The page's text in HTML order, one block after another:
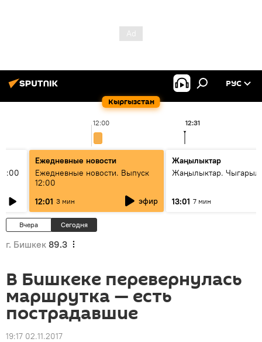
Кыргызстан
РУС
12:00 12:31
Ежедневные новости
Ежедневные новости. Выпуск
12:00
12:01 3 мин эфир
Жаңылыктар
Жаңылыктар.
13:01 7 мин
Вчера Сегодня
г. Бишкек 89.3
В Бишкеке перевернулась
маршрутка — есть
пострадавшие
19:17 02.11.2017